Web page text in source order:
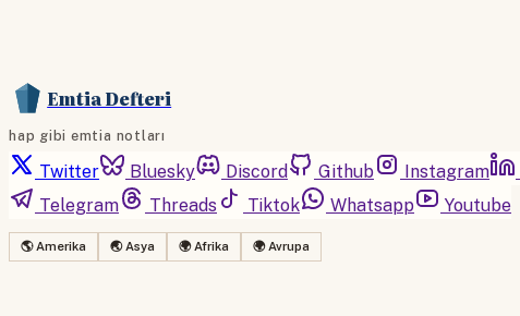
Emtia Defteri
hap gibi emtia notları
Twitter Bluesky Discord Github Instagram
Telegram
Threads Tiktok Whatsapp Youtube
🌎 Amerika 🌏 Asya 🌍 Afrika 🌍 Avrupa